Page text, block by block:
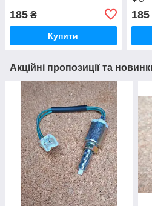
185 ₴
Купити
185
Акційні пропозиції та